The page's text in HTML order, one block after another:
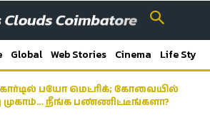
Global Web Stories Cinema Life Style
பயோ மெட்ரிக்; கோவையில்
முகாம்… நீங்க பண்ணிட்டீங்களா?
கொடூரம்: இருவர் கைது;
ஒருவருக்கு கை முறிவு!